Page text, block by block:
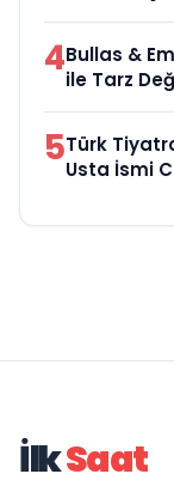
4Bullas &
ile Tarz
5Türk
Usta İsmi
İlkSaat